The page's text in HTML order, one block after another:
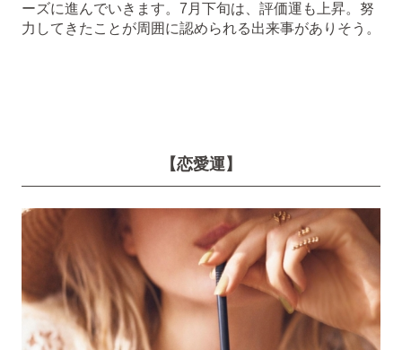
ーズに進んでいきます。7月下旬は、評価運も上昇。努
力してきたことが周囲に認められる出来事がありそう。
【恋愛運】